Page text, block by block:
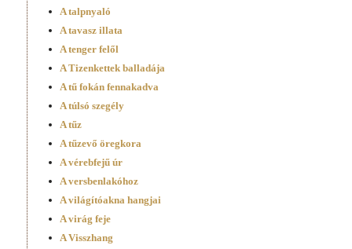
A talpnyaló
A tavasz illata
A tenger felől
A Tizenkettek balladája
A tű fokán fennakadva
A túlsó szegély
A tűz
A tűzevő öregkora
A vérebfejű úr
A versbenlakóhoz
A világítóakna hangjai
A virág feje
A Visszhang